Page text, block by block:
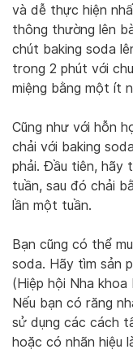
và dễ thực hiện
thông thường lên
chút baking soda
trong 2 phút với
miệng bằng một ít
Cũng như với hỗn
chải với baking
phải. Đầu tiên, hãy
tuần, sau đó chải
lần một tuần.
Bạn cũng có thể
soda. Hãy tìm sản
(Hiệp hội Nha
Nếu bạn có răng
sử dụng các cách
hoặc có nhãn hiệu